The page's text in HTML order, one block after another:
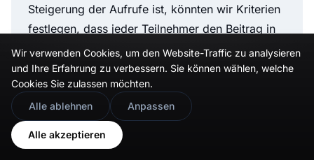
Steigerung der Aufrufe ist, könnten wir Kriterien
festlegen, dass jeder Teilnehmer den Beitrag in
der Story teilen muss.
Starte und bewirb, bewirb, bewirb!Die
Bewerbung deines Gewinnspiels ist ebenfalls
entscheidend, um diese Gewinnspiel-Ziele wie
mehr Aufrufe und Wachstum zu erreichen.
Wir verwenden Cookies, um den Website-Traffic zu analysieren
und Ihre Erfahrung zu verbessern. Sie können wählen, welche
Cookies Sie zulassen möchten.
Alle ablehnen
Anpassen
Alle akzeptieren
🇬🇧 Would you prefer this site in English?
View in English